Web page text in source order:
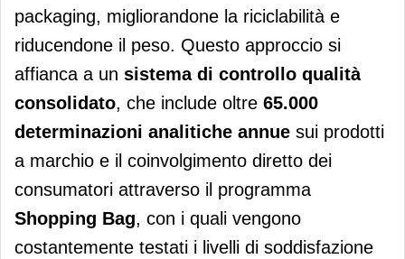
packaging, migliorandone la riciclabilità e
riducendone il peso. Questo approccio si
affianca a un sistema di controllo qualità
consolidato, che include oltre 65.000
determinazioni analitiche annue sui prodotti
a marchio e il coinvolgimento diretto dei
consumatori attraverso il programma
Shopping Bag, con i quali vengono
costantemente testati i livelli di soddisfazione